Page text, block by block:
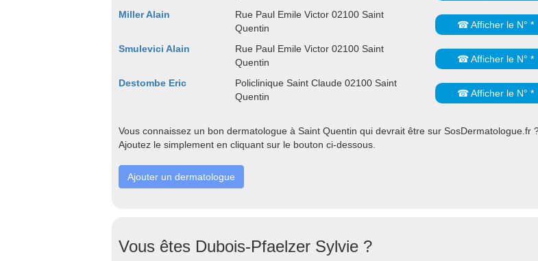
Miller Alain
Rue Paul Emile Victor 02100 Saint
Quentin
☎ Afficher le N° *
Smulevici Alain
Rue Paul Emile Victor 02100 Saint
Quentin
☎ Afficher le N° *
Destombe Eric
Policlinique Saint Claude 02100 Saint
Quentin
☎ Afficher le N° *
Vous connaissez un bon dermatologue à Saint Quentin qui devrait être sur SosDermatologue.fr
Ajoutez le simplement en cliquant sur le bouton ci-dessous.
Ajouter un dermatologue
Vous êtes Dubois-Pfaelzer Sylvie ?